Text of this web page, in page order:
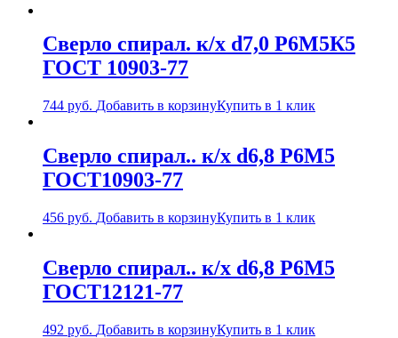
Сверло спирал. к/х d7,0 Р6М5К5
ГОСТ 10903-77
744 руб. Добавить в корзинуКупить в 1 клик
Сверло спирал.. к/х d6,8 Р6М5
ГОСТ10903-77
456 руб. Добавить в корзинуКупить в 1 клик
Сверло спирал.. к/х d6,8 Р6М5
ГОСТ12121-77
492 руб. Добавить в корзинуКупить в 1 клик